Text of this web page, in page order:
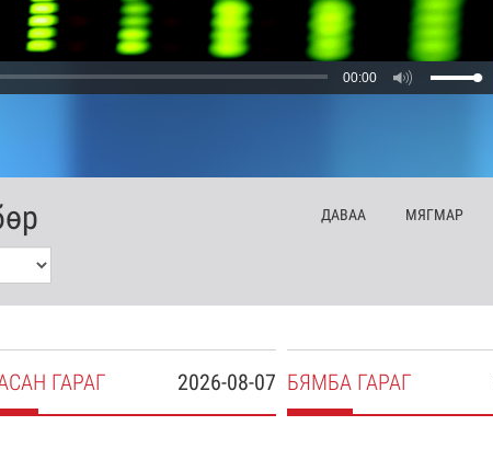
00:00
ДАВАА МЯГМАР
2026-08-07
ГАРАГ БЯМБА ГАРАГ